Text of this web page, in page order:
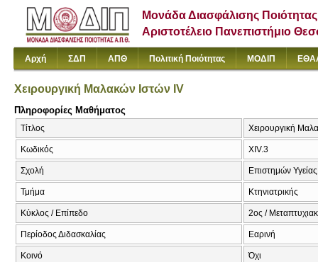
Μονάδα Διασφάλισης Ποιότητας
Αριστοτέλειο Πανεπιστήμιο
Αρχή ΣΔΠ ΑΠΘ Πολιτική Ποιότητας ΜΟΔΙΠ
Χειρουργική Μαλακών Ιστών IV
Πληροφορίες Μαθήματος
Τίτλος Χειρουργική
Κωδικός XIV.3
Σχολή Επιστημών Υγείας
Τμήμα Κτηνιατρικής
Κύκλος / Επίπεδο 2ος /
Περίοδος Διδασκαλίας Εαρινή
Κοινό Όχι